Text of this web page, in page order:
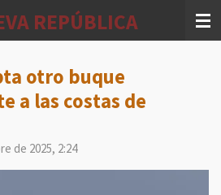
REPÚBLICA
otro buque
a las costas de
de 2025, 2:24